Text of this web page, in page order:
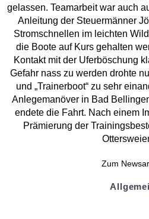
gelassen. Teamarbeit war auch
Anleitung der Steuermänner
Stromschnellen im leichten
die Boote auf Kurs gehalten
Kontakt mit der Uferböschung
Gefahr nass zu werden drohte
und „Trainerboot“ zu sehr
Anlegemanöver in Bad
endete die Fahrt. Nach einem
Prämierung der
Zum